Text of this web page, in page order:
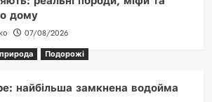
дому
07/08/2026
Подорожі
найбільша замкнена водойма